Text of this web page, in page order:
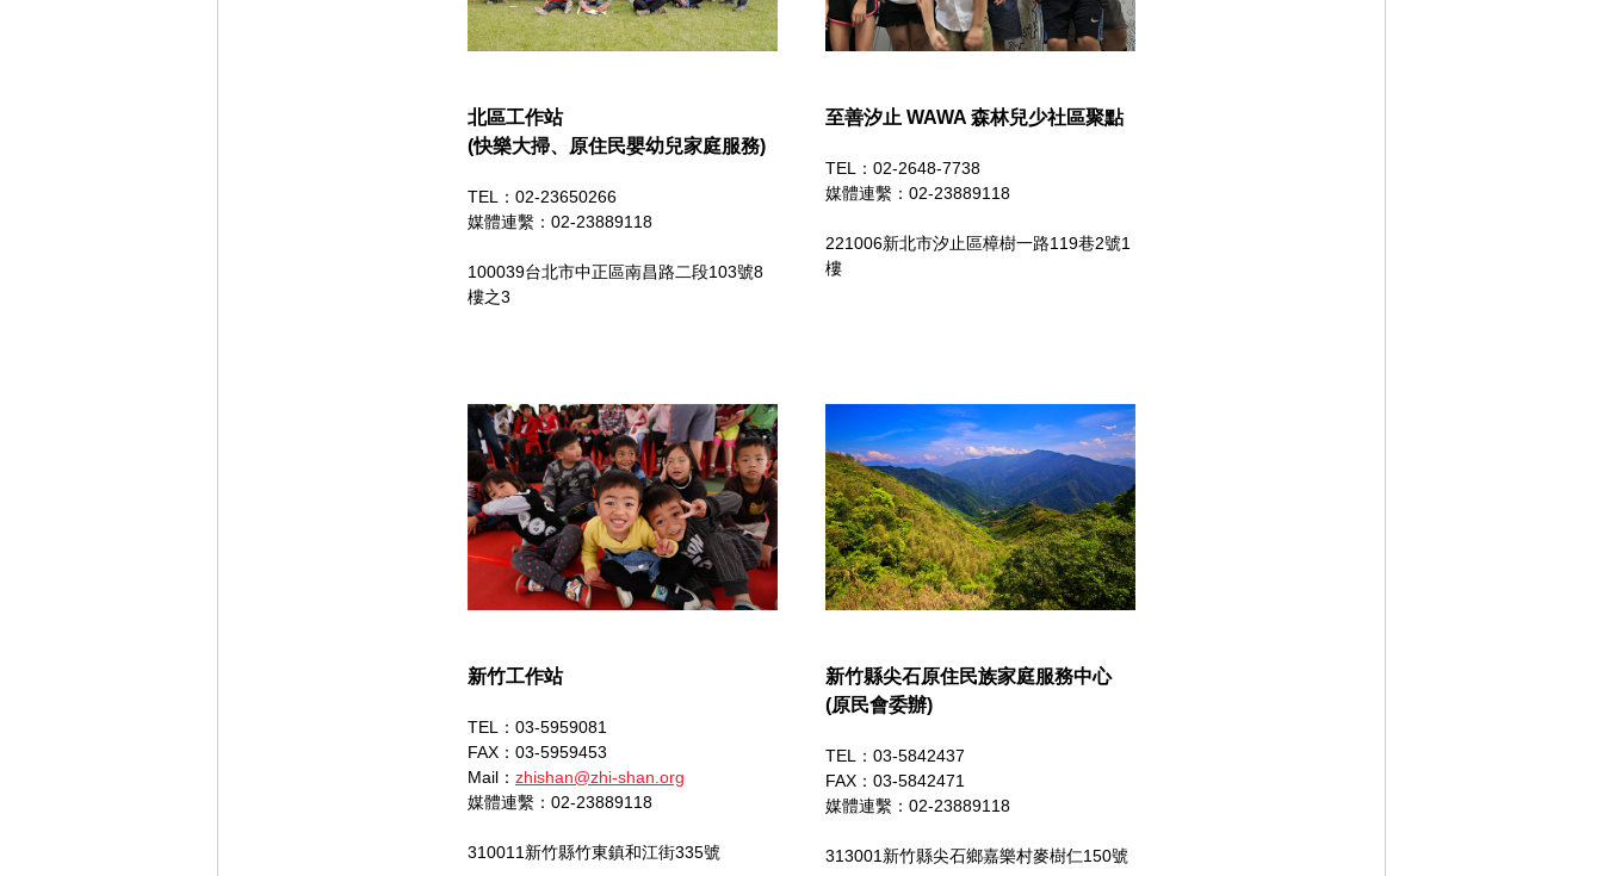
北區工作站
(快樂大掃、原住民嬰幼兒家庭服務)
TEL：02-23650266
媒體連繫： 02-23889118
100039台北市中正區南昌路二段103號8
樓之3
至善汐止 WAWA 森林兒少社區聚點
TEL：02-2648-7738
媒體連繫： 02-23889118
221006新北市汐止區樟樹一路119巷2號1
樓
新竹工作站
TEL：03-5959081
FAX：03-5959453
Mail： zhishan@zhi-shan.org
媒體連繫： 02-23889118
310011新竹縣竹東鎮和江街335號
新竹縣尖石原住民族家庭服務中心
(原民會委辦)
TEL：03-5842437
FAX：03-5842471
媒體連繫： 02-23889118
313001新竹縣尖石鄉嘉樂村麥樹仁150號